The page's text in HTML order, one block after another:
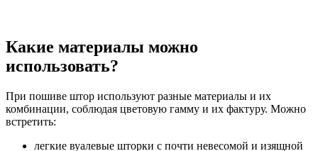
Какие материалы можно
использовать?
При пошиве штор используют разные материалы и их
комбинации, соблюдая цветовую гамму и их фактуру. Можно
встретить:
легкие вуалевые шторки с почти невесомой и изящной